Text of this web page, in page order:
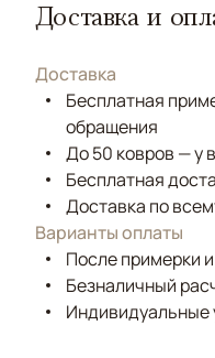
Доставка и
Доставка
Бесплатная
обращения
До 50 ковров — у
Бесплатная
Доставка по
Варианты оплаты
После примерки
Безналичный
Индивидуальные